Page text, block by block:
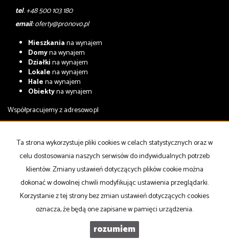
tel. +48 500 103 180
email:oferty@pronovo.pl
Mieszkaniana wynajem
Domyna wynajem
Działkina wynajem
Lokalena wynajem
Halena wynajem
Obiektyna wynajem
Współpracujemy zadresowo.pl
Domyna sprzedaż
Działkina sprzedaż
Lokalena sprzedaż
Halena sprzedaż
Obiekty na sprzedaż
Strona główna notatnik Kup Sprzedaj Kontakt
PRONOVO Nieruchomości 2026Program dla biur nieruchomości
Galactica Virgo
Ta strona wykorzystuje pliki cookies w celach statystycznych oraz w
celu dostosowania naszych serwisów do indywidualnych potrzeb
klientów. Zmiany ustawień dotyczących plików cookie można
dokonać w dowolnej chwili modyfikując ustawienia przeglądarki.
Korzystanie z tej strony bez zmian ustawień dotyczących cookies
oznacza, że będą one zapisane w pamięci urządzenia.
rozumiem